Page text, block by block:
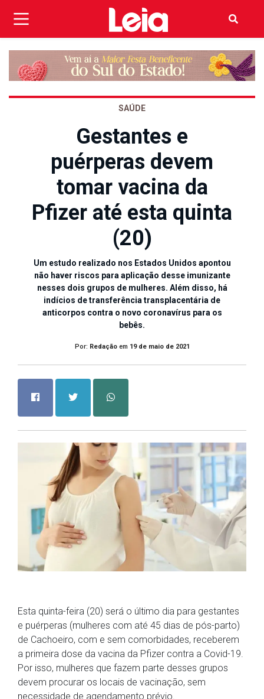
SAÚDE
Gestantes e
puérperas devem
tomar vacina da
Pfizer até esta quinta
(20)
Um estudo realizado nos Estados Unidos apontou
não haver riscos para aplicação desse imunizante
nesses dois grupos de mulheres. Além disso, há
indícios de transferência transplacentária de
anticorpos contra o novo coronavírus para os
bebês.
Por: Redaçãoem 19 de maio de 2021
Esta quinta-feira (20) será o último dia para gestantes
e puérperas (mulheres com até 45 dias de pós-parto)
de Cachoeiro, com e sem comorbidades, receberem
a primeira dose da vacina da Pfizer contra a Covid-19.
Por isso, mulheres que fazem parte desses grupos
devem procurar os locais de vacinação, sem
necessidade de agendamento prévio.